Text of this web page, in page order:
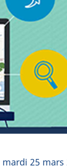
25